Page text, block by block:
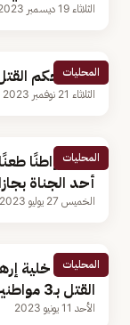
الثلاثاء 19 ديسمبر 2023
المحليات
تنفيذ حكم
الثلاثاء 21 نوفمبر 2023
المحليات
قتل مواطنًا
أحد الجناة
الخميس 27 يوليو 2023
المحليات
أسسوا خلية
القتل بـ3 مواطنين في الرياض
الأحد 11 يونيو 2023